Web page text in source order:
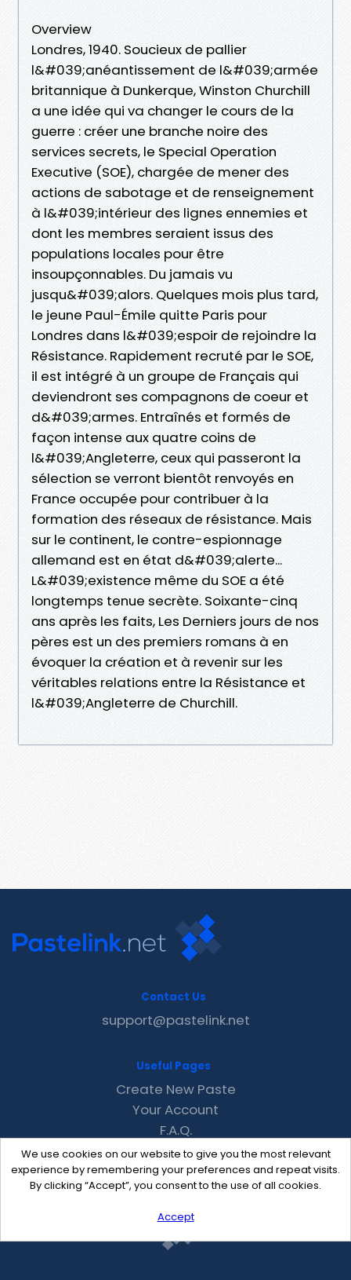
Overview
Londres, 1940. Soucieux de pallier
l&#039;anéantissement de l&#039;armée
britannique à Dunkerque, Winston Churchill
a une idée qui va changer le cours de la
guerre : créer une branche noire des
services secrets, le Special Operation
Executive (SOE), chargée de mener des
actions de sabotage et de renseignement
à l&#039;intérieur des lignes ennemies et
dont les membres seraient issus des
populations locales pour être
insoupçonnables. Du jamais vu
jusqu&#039;alors. Quelques mois plus tard,
le jeune Paul-Émile quitte Paris pour
Londres dans l&#039;espoir de rejoindre la
Résistance. Rapidement recruté par le SOE,
il est intégré à un groupe de Français qui
deviendront ses compagnons de coeur et
d&#039;armes. Entraînés et formés de
façon intense aux quatre coins de
l&#039;Angleterre, ceux qui passeront la
sélection se verront bientôt renvoyés en
France occupée pour contribuer à la
formation des réseaux de résistance. Mais
sur le continent, le contre-espionnage
allemand est en état d&#039;alerte...
L&#039;existence même du SOE a été
longtemps tenue secrète. Soixante-cinq
ans après les faits, Les Derniers jours de nos
pères est un des premiers romans à en
évoquer la création et à revenir sur les
véritables relations entre la Résistance et
l&#039;Angleterre de Churchill.
We use cookies on our website to give you the most relevant
experience by remembering your preferences and repeat visits.
By clicking “Accept”, you consent to the use of all cookies.
Accept
Contact Us
support@pastelink.net
Useful Pages
Create New Paste
Your Account
F.A.Q.
Recent
Contact